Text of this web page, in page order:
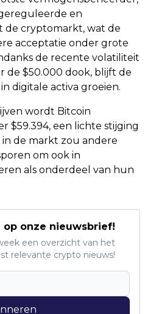
en
cryptomarkt, wat de
acceptatie onder grote
de recente volatiliteit
de $50.000 dook, blijft de
digitale activa groeien.
wordt Bitcoin
$59.394, een lichte stijging
de markt zou andere
om ook in
als onderdeel van hun
op onze nieuwsbrief!
een overzicht van het
relevante crypto nieuws!